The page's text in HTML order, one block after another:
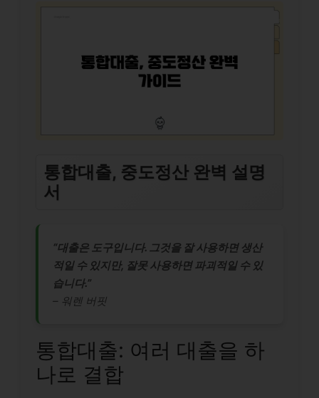
통합대출, 중도정산 완벽 설명
서
“대출은 도구입니다. 그것을 잘 사용하면 생산
적일 수 있지만, 잘못 사용하면 파괴적일 수 있
습니다.”
– 워렌 버핏
통합대출: 여러 대출을 하
나로 결합